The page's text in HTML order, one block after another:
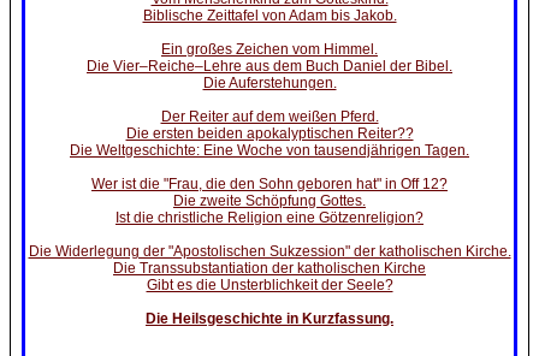
Biblische Zeittafel von Adam bis Jakob.
Ein großes Zeichen vom Himmel.
Die Vier–Reiche–Lehre aus dem Buch Daniel der Bibel.
Die Auferstehungen.
Der Reiter auf dem weißen Pferd.
Die ersten beiden apokalyptischen Reiter??
Die Weltgeschichte: Eine Woche von tausendjährigen Tagen.
Wer ist die "Frau, die den Sohn geboren hat" in Off 12?
Die zweite Schöpfung Gottes.
Ist die christliche Religion eine Götzenreligion?
Die Widerlegung der "Apostolischen Sukzession" der katholischen Kirche.
Die Transsubstantiation der katholischen Kirche
Gibt es die Unsterblichkeit der Seele?
Die Heilsgeschichte in Kurzfassung.